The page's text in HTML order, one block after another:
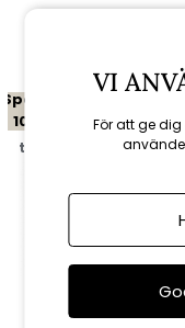
Spara
10%
till 16/8
VI
För att ge